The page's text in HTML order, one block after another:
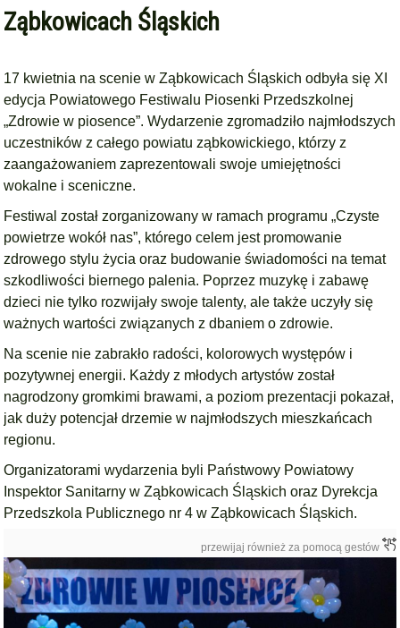
Ząbkowicach Śląskich
17 kwietnia na scenie w Ząbkowicach Śląskich odbyła się XI
edycja Powiatowego Festiwalu Piosenki Przedszkolnej
„Zdrowie w piosence”. Wydarzenie zgromadziło najmłodszych
uczestników z całego powiatu ząbkowickiego, którzy z
zaangażowaniem zaprezentowali swoje umiejętności
wokalne i sceniczne.
Festiwal został zorganizowany w ramach programu „Czyste
powietrze wokół nas”, którego celem jest promowanie
zdrowego stylu życia oraz budowanie świadomości na temat
szkodliwości biernego palenia. Poprzez muzykę i zabawę
dzieci nie tylko rozwijały swoje talenty, ale także uczyły się
ważnych wartości związanych z dbaniem o zdrowie.
Na scenie nie zabrakło radości, kolorowych występów i
pozytywnej energii. Każdy z młodych artystów został
nagrodzony gromkimi brawami, a poziom prezentacji pokazał,
jak duży potencjał drzemie w najmłodszych mieszkańcach
regionu.
Organizatorami wydarzenia byli Państwowy Powiatowy
Inspektor Sanitarny w Ząbkowicach Śląskich oraz Dyrekcja
Przedszkola Publicznego nr 4 w Ząbkowicach Śląskich.
przewijaj również za pomocą gestów